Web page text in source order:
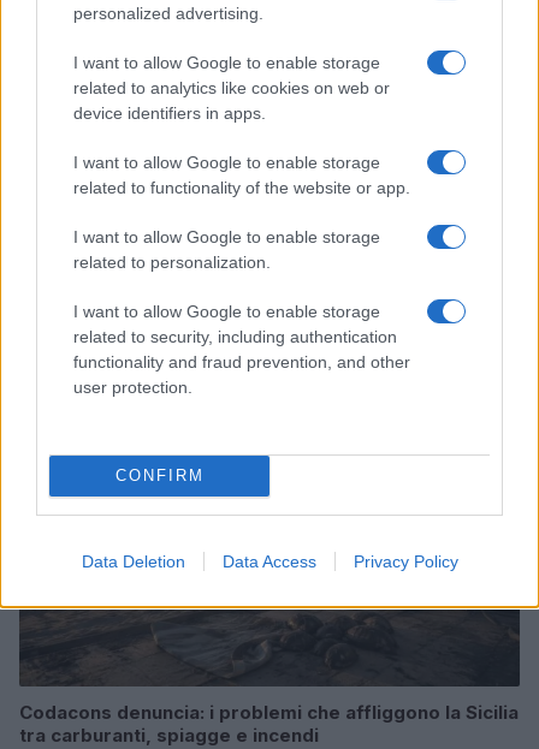
personalized advertising.
I want to allow Google to enable storage
related to analytics like cookies on web or
device identifiers in apps.
I want to allow Google to enable storage
related to functionality of the website or app.
I want to allow Google to enable storage
related to personalization.
I want to allow Google to enable storage
related to security, including authentication
functionality and fraud prevention, and other
user protection.
CONFIRM
Data Deletion Data Access Privacy Policy
ICA Milano presenta mostre, concerti e letture per
Matteo Pellegrino · 6 Ago 2026
Codacons denuncia: i problemi che affliggono la Sicilia
tra carburanti, spiagge e incendi